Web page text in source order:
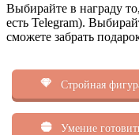
Выбирайте в награду
есть Telegram).
сможете забрать
Стройная
Умение